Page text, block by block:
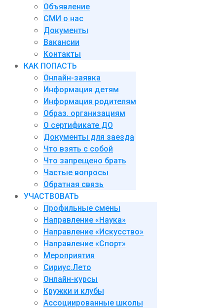
Объявление
СМИ о нас
Документы
Вакансии
Контакты
КАК ПОПАСТЬ
Онлайн-заявка
Информация детям
Информация родителям
Образ. организациям
О сертификате ДО
Документы для заезда
Что взять с собой
Что запрещено брать
Частые вопросы
Обратная связь
УЧАСТВОВАТЬ
Профильные смены
Направление «Наука»
Направление «Искусство»
Направление «Спорт»
Мероприятия
Сириус.Лето
Онлайн-курсы
Кружки и клубы
Ассоциированные школы